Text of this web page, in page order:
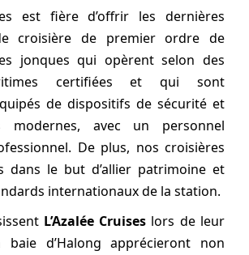
est fière d’offrir les dernières
croisière de premier ordre de
jonques qui opèrent selon des
certifiées et qui sont
de dispositifs de sécurité et
modernes, avec un personnel
De plus, nos croisières
dans le but d’allier patrimoine et
internationaux de la station.
L’Azalée Cruises lors de leur
d’Halong apprécieront non